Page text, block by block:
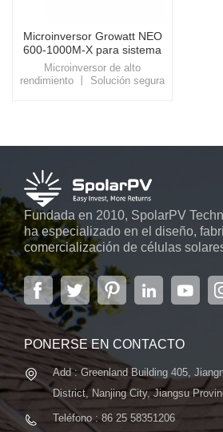
Microinversor Growatt NEO
600-1000M-X para sistema
solar de balcón
Microinversor de alto
rendimiento 丨 Solución segura
que ofrece conversión de
inteligente y funciones de
seguridad avanzadas para una
experiencia energética perfecta
y ecológica.
Fundada en 2010, SpolarPV
ha especializado en el diseño,
comercialización de células
y sistemas de energía solar. La
la capital de la provincia de
superficie de 6.000 m2, cuenta con
automáticos avanzados...
PONERSE EN CONTACTO
Add : Greenland Building 405,
District, Nanjing City, Jiangsu
Teléfono : 86 25 58351206